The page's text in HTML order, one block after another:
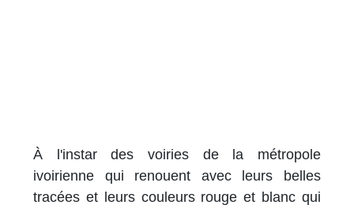
À l'instar des voiries de la métropole
ivoirienne qui renouent avec leurs belles
tracées et leurs couleurs rouge et blanc qui